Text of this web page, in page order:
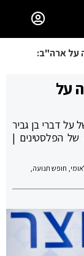
על ארה"ב:
על
דברי בן גביר
של הפלסטינים |
, חופש תנועה,